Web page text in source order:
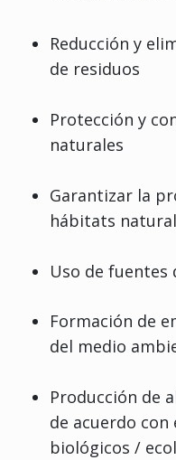
Reducción y
de residuos
Protección y
naturales
Garantizar la
hábitats
Uso de fuentes
Formación de
del medio
Producción de
de acuerdo
biológicos /